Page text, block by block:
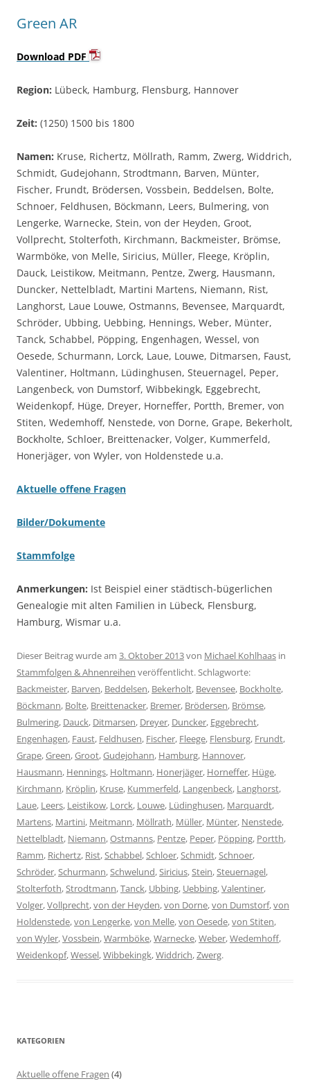
Green AR
Download PDF
Region: Lübeck, Hamburg, Flensburg, Hannover
Zeit: (1250) 1500 bis 1800
Namen: Kruse, Richertz, Möllrath, Ramm, Zwerg, Widdrich,
Schmidt, Gudejohann, Strodtmann, Barven, Münter,
Fischer, Frundt, Brödersen, Vossbein, Beddelsen, Bolte,
Schnoer, Feldhusen, Böckmann, Leers, Bulmering, von
Lengerke, Warnecke, Stein, von der Heyden, Groot,
Vollprecht, Stolterfoth, Kirchmann, Backmeister, Brömse,
Warmböke, von Melle, Siricius, Müller, Fleege, Kröplin,
Dauck, Leistikow, Meitmann, Pentze, Zwerg, Hausmann,
Duncker, Nettelbladt, Martini Martens, Niemann, Rist,
Langhorst, Laue Louwe, Ostmanns, Bevensee, Marquardt,
Schröder, Ubbing, Uebbing, Hennings, Weber, Münter,
Tanck, Schabbel, Pöpping, Engenhagen, Wessel, von
Oesede, Schurmann, Lorck, Laue, Louwe, Ditmarsen, Faust,
Valentiner, Holtmann, Lüdinghusen, Steuernagel, Peper,
Langenbeck, von Dumstorf, Wibbekingk, Eggebrecht,
Weidenkopf, Hüge, Dreyer, Horneffer, Portth, Bremer, von
Stiten, Wedemhoff, Nenstede, von Dorne, Grape, Bekerholt,
Bockholte, Schloer, Breittenacker, Volger, Kummerfeld,
Honerjäger, von Wyler, von Holdenstede u.a.
Aktuelle offene Fragen
Bilder/Dokumente
Stammfolge
Anmerkungen: Ist Beispiel einer städtisch-bügerlichen
Genealogie mit alten Familien in Lübeck, Flensburg,
Hamburg, Wismar u.a.
Dieser Beitrag wurde am 3. Oktober 2013von Michael Kohlhaas in
Stammfolgen & Ahnenreihen veröffentlicht. Schlagworte:
Backmeister, Barven, Beddelsen, Bekerholt, Bevensee, Bockholte,
Böckmann, Bolte, Breittenacker, Bremer, Brödersen, Brömse,
Bulmering, Dauck, Ditmarsen, Dreyer, Duncker, Eggebrecht,
Engenhagen, Faust, Feldhusen, Fischer, Fleege, Flensburg, Frundt,
Grape,Green,Groot,Gudejohann, Hamburg, Hannover,
Hausmann, Hennings, Holtmann, Honerjäger, Horneffer, Hüge,
Kirchmann, Kröplin, Kruse, Kummerfeld, Langenbeck, Langhorst,
Laue, Leers, Leistikow, Lorck, Louwe, Lüdinghusen, Marquardt,
Martens, Martini, Meitmann, Möllrath, Müller, Münter, Nenstede,
Nettelbladt, Niemann,Ostmanns, Pentze, Peper, Pöpping, Portth,
Ramm, Richertz, Rist,Schabbel,Schloer,Schmidt,Schnoer,
Schröder,Schurmann,Schwelund,Siricius,Stein,Steuernagel,
Stolterfoth,Strodtmann,Tanck, Ubbing, Uebbing,Valentiner,
Volger,Vollprecht,von der Heyden,von Dorne,von Dumstorf,von
Holdenstede,von Lengerke,von Melle,von Oesede,von Stiten,
von Wyler,Vossbein,Warmböke,Warnecke,Weber,Wedemhoff,
Weidenkopf,Wessel,Wibbekingk,Widdrich,Zwerg.
KATEGORIEN
Aktuelle offene Fragen (4)